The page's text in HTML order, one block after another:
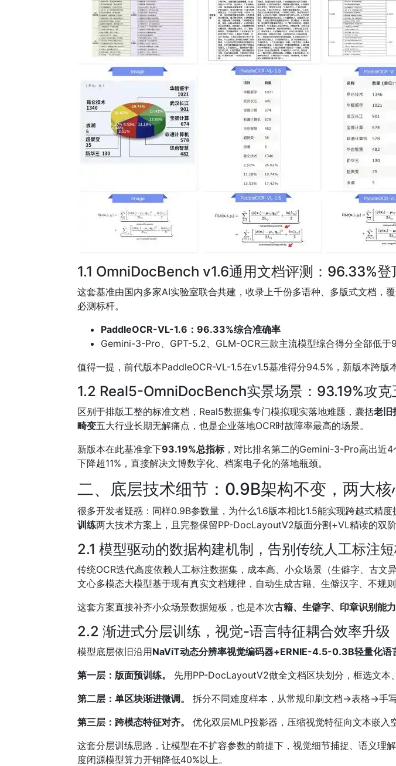
1.1 OmniDocBench v1.6通用文档评测：96.33%登
这套基准由国内多家AI实验室联合共建，收录上千份多语种、多版式文档，
必测标杆。
PaddleOCR-VL-1.6：96.33%综合准确率
Gemini-3-Pro、GPT-5.2、GLM-OCR三款主流模型综合得分全部低于
值得一提，前代版本PaddleOCR-VL-1.5在v1.5基准得分94.5%，新版本跨
1.2 Real5-OmniDocBench实景场景：93.19%攻克
区别于排版工整的标准文档，Real5数据集专门模拟现实落地难题，囊括老旧
畸变五大行业长期无解痛点，也是企业落地OCR时故障率最高的场景。
新版本在此基准拿下93.19%总指标，对比排名第二的Gemini-3-Pro高出近4
下降超11%，直接解决文博数字化、档案电子化的落地瓶颈。
二、底层技术细节：0.9B架构不变，两大
很多开发者疑惑：同样0.9B参数量，为什么1.6版本相比1.5能实现跨越式精
训练两大技术方案上，且完整保留PP-DocLayoutV2版面分割+VL精读的双
2.1 模型驱动的数据构建机制，告别传统人工标注短
传统OCR迭代高度依赖人工标注数据集，成本高、小众场景（生僻字、古文
文心多模态大模型基于现有真实文档规律，自动生成古籍、生僻汉字、不规
这套方案直接补齐小众场景数据短板，也是本次古籍、生僻字、印章识别能
2.2 渐进式分层训练，视觉-语言特征耦合效率升级
模型底层依旧沿用NaViT动态分辨率视觉编码器+ERNIE-4.5-0.3B轻量化语
第一层：版面预训练。
先用PP-DocLayoutV2做全文档区块划分，框选文本
第二层：单区块渐进微调。
拆分不同难度样本，从常规印刷文档→表格→手
第三层：跨模态特征对齐。
优化双层MLP投影器，压缩视觉特征向文本嵌入
这套分层训练思路，让模型在不扩容参数的前提下，视觉细节捕捉、语义理
度闭源模型算力开销降低40%以上。